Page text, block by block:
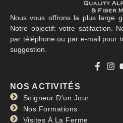
Nous vous offrons la plus large
Notre objectif: votre satifaction.
par téléphone ou par e-mail pour
suggestion.
NOS ACTIVITÉS
Soigneur D'un Jour
Nos Formations
Visites À La Ferme